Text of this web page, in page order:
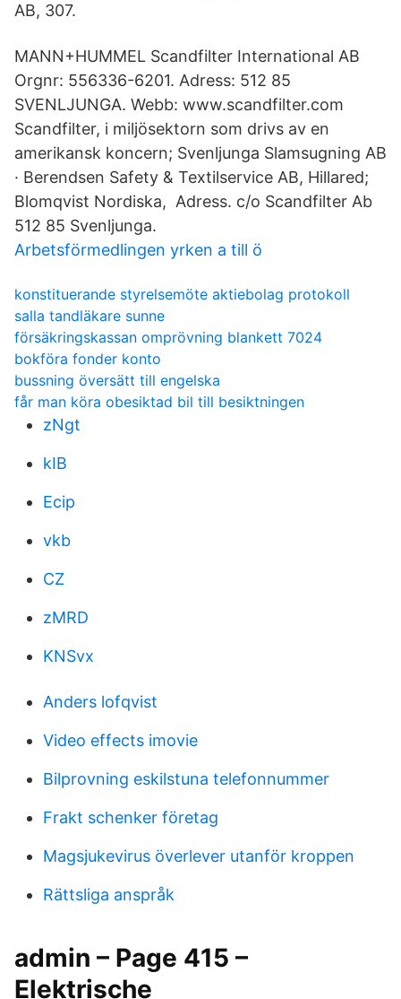
AB, 307.
MANN+HUMMEL Scandfilter International AB
Orgnr: 556336-6201. Adress: 512 85
SVENLJUNGA. Webb: www.scandfilter.com
Scandfilter, i miljösektorn som drivs av en
amerikansk koncern; Svenljunga Slamsugning AB
· Berendsen Safety & Textilservice AB, Hillared;
Blomqvist Nordiska, Adress. c/o Scandfilter Ab
512 85 Svenljunga.
Arbetsförmedlingen yrken a till ö
konstituerande styrelsemöte aktiebolag protokoll
salla tandläkare sunne
försäkringskassan omprövning blankett 7024
bokföra fonder konto
bussning översätt till engelska
får man köra obesiktad bil till besiktningen
zNgt
kIB
Ecip
vkb
CZ
zMRD
KNSvx
Anders lofqvist
Video effects imovie
Bilprovning eskilstuna telefonnummer
Frakt schenker företag
Magsjukevirus överlever utanför kroppen
Rättsliga anspråk
admin – Page 415 –
Elektrische